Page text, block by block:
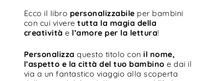
Ecco il libro personalizzabile per bambini
con cui viveretutta la magia della
creativitàe l’amore per la lettura!
Personalizza questo titolo conil nome,
l’aspetto e la città del tuo bambino e dai il
via a un fantastico viaggio alla scoperta